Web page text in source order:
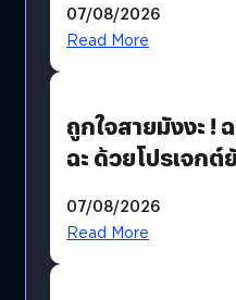
07/08/2026
Read More
ถูกใจสายมังงะ !
ฉะ ด้วยโปรเจกต์
มีภาษาไทยด้วย
07/08/2026
Read More